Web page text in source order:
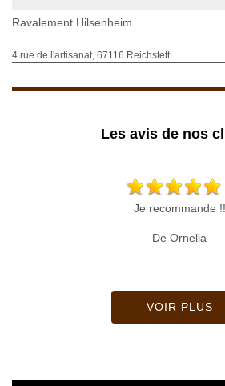
Ravalement Hilsenheim
4 rue de l'artisanat, 67116 Reichstett
Les avis de nos
Je recommande !!
De Ornella
VOIR PLUS